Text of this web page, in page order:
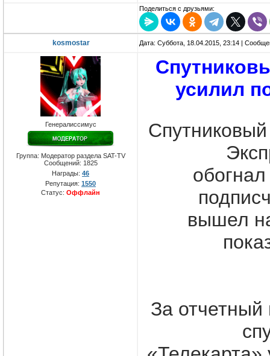
Поделиться с друзьями:
kosmostar Дата: Суббота, 18.04.2015, 23:14 |
Генералиссимус
Группа: Модератор раздела SAT-TV
Сообщений: 1825
Награды: 46
Репутация: 1550
Статус: Оффлайн
усилил
вышел
За отчетный